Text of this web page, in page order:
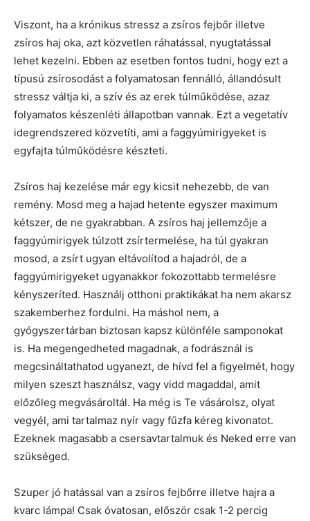
Viszont, ha a krónikus stressz a zsíros fejbőr illetve
zsíros haj oka, azt közvetlen ráhatással, nyugtatással
lehet kezelni. Ebben az esetben fontos tudni, hogy ezt a
típusú zsírosodást a folyamatosan fennálló, állandósult
stressz váltja ki, a szív és az erek túlműködése, azaz
folyamatos készenléti állapotban vannak. Ezt a vegetatív
idegrendszered közvetíti, ami a faggyúmirigyeket is
egyfajta túlműködésre készteti.
Zsíros haj kezelése már egy kicsit nehezebb, de van
remény. Mosd meg a hajad hetente egyszer maximum
kétszer, de ne gyakrabban. A zsíros haj jellemzője a
faggyúmirigyek túlzott zsírtermelése, ha túl gyakran
mosod, a zsírt ugyan eltávolítod a hajadról, de a
faggyúmirigyeket ugyanakkor fokozottabb termelésre
kényszeríted. Használj otthoni praktikákat ha nem akarsz
szakemberhez fordulni. Ha máshol nem, a
gyógyszertárban biztosan kapsz különféle samponokat
is. Ha megengedheted magadnak, a fodrásznál is
megcsináltathatod ugyanezt, de hívd fel a figyelmét, hogy
milyen szeszt használsz, vagy vidd magaddal, amit
előzőleg megvásároltál. Ha még is Te vásárolsz, olyat
vegyél, ami tartalmaz nyír vagy fűzfa kéreg kivonatot.
Ezeknek magasabb a csersavtartalmuk és Neked erre van
szükséged.
Szuper jó hatással van a zsíros fejbőrre illetve hajra a
kvarc lámpa! Csak óvatosan, először csak 1-2 percig